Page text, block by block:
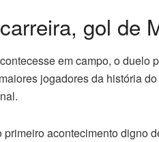
gol de
em campo, o duelo
jogadores da história
acontecimento digno